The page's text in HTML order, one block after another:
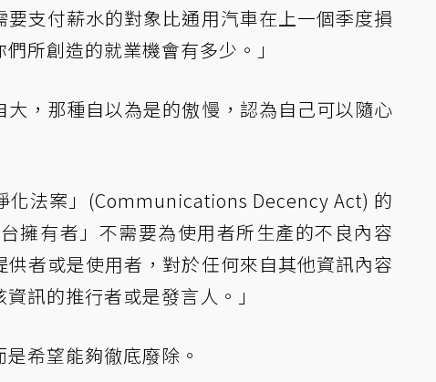
支付薪水的對象比通用汽車在上一個季度損
所創造的就業機會有多少。」
大，那種自以為是的傲慢，認為自己可以隨心
化法案」(Communications Decency Act) 的
擁有者」不需要為使用者所生產的不良內容
者或是使用者，對於任何來自其他資訊內容
訊的推行者或是發言人。」
希望能夠徹底廢除。